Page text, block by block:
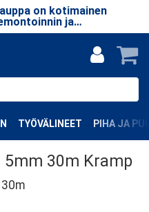
on kotimainen
ja
TYÖVÄLINEET PIHA JA
30m Kramp